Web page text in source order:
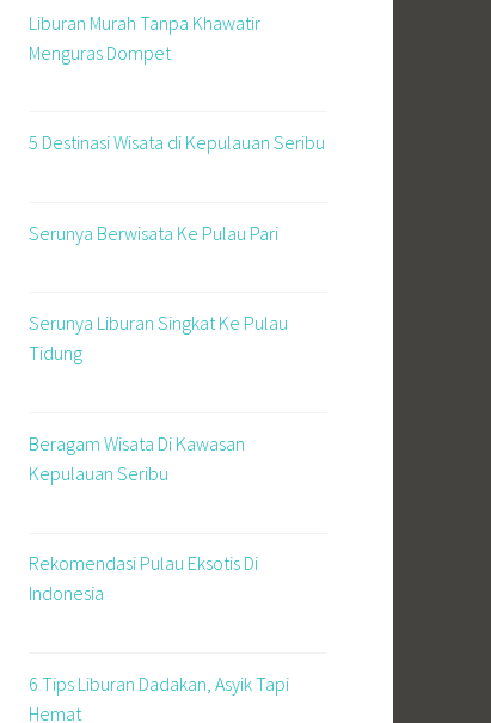
Liburan Murah Tanpa Khawatir
Menguras Dompet
5 Destinasi Wisata di Kepulauan Seribu
Serunya Berwisata Ke Pulau Pari
Serunya Liburan Singkat Ke Pulau
Tidung
Beragam Wisata Di Kawasan
Kepulauan Seribu
Rekomendasi Pulau Eksotis Di
Indonesia
6 Tips Liburan Dadakan, Asyik Tapi
Hemat